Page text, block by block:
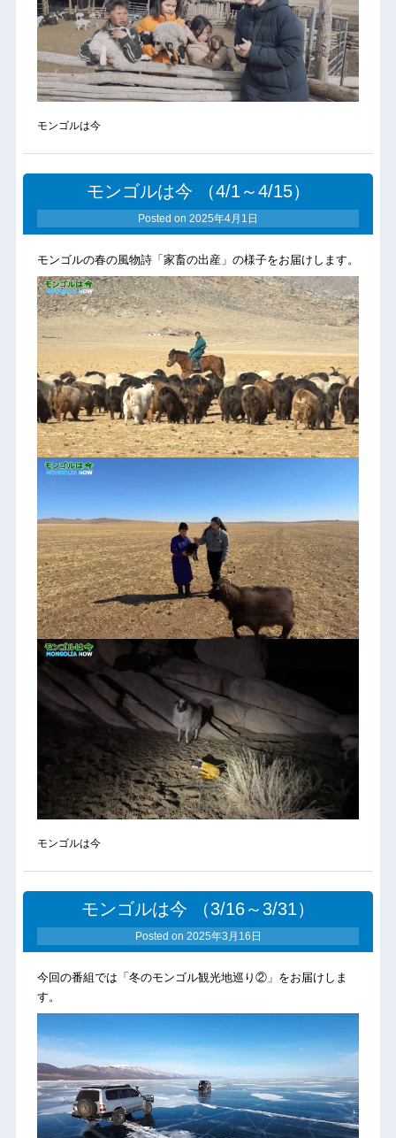
モンゴルは今
モンゴルは今 （4/1～4/15）
Posted on 2025年4月1日
モンゴルの春の風物詩「家畜の出産」の様子をお届けします。
モンゴルは今
モンゴルは今 （3/16～3/31）
Posted on 2025年3月16日
今回の番組では「冬のモンゴル観光地巡り②」をお届けしま
す。